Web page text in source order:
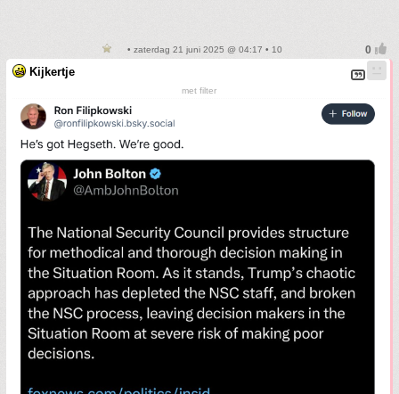
• zaterdag 21 juni 2025 @ 04:17 • 10
Kijkertje
met filter